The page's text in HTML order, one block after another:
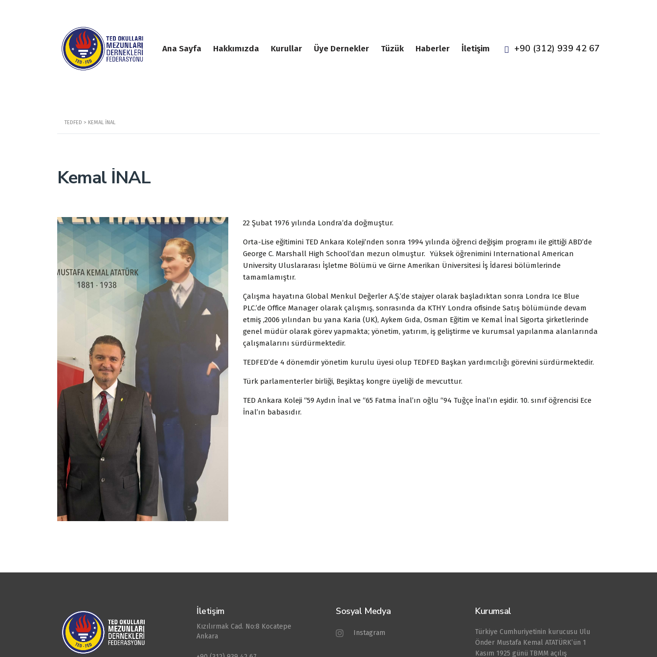
Ana Sayfa Hakkımızda Kurullar Üye Dernekler Tüzük Haberler İletişim +90 (312) 939 42 67
TEDFED > KEMAL İNAL
Kemal İNAL
22 Şubat 1976 yılında Londra’da doğmuştur.
Orta-Lise eğitimini TED Ankara Koleji’nden sonra 1994 yılında öğrenci değişim programı ile gittiği ABD’de
George C. Marshall High School’dan mezun olmuştur. Yüksek öğrenimini International American
University Uluslararası İşletme Bölümü ve Girne Amerikan Üniversitesi İş İdaresi bölümlerinde
tamamlamıştır.
Çalışma hayatına Global Menkul Değerler A.Ş.’de stajyer olarak başladıktan sonra Londra Ice Blue
PLC.’de Office Manager olarak çalışmış, sonrasında da KTHY Londra ofisinde Satış bölümünde devam
etmiş ,2006 yılından bu yana Karia (UK), Aykem Gıda, Osman Eğitim ve Kemal İnal Sigorta şirketlerinde
genel müdür olarak görev yapmakta; yönetim, yatırım, iş geliştirme ve kurumsal yapılanma alanlarında
çalışmalarını sürdürmektedir.
TEDFED’de 4 dönemdir yönetim kurulu üyesi olup TEDFED Başkan yardımcılığı görevini sürdürmektedir.
Türk parlamenterler birliği, Beşiktaş kongre üyeliği de mevcuttur.
TED Ankara Koleji “59 Aydın İnal ve “65 Fatma İnal’ın oğlu “94 Tuğçe İnal’ın eşidir. 10. sınıf öğrencisi Ece
İnal’ın babasıdır.
İletişim
Kızılırmak Cad. No:8 Kocatepe
Ankara
Sosyal Medya
Instagram
Kurumsal
Türkiye Cumhuriyetinin kurucusu Ulu
Önder Mustafa Kemal ATATÜRK’ün 1
Kasım 1925 günü TBMM açılış